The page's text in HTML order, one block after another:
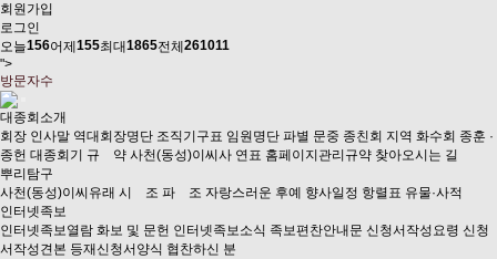
회원가입
로그인
오늘156어제 155최대1865전체 261011
">
방문자수
대종회소개
회장 인사말 역대회장명단 조직기구표 임원명단 파별 문중 종친회 지역 화수회 종훈 ·
종헌 대종회기 규 약 사천(동성)이씨사 연표 홈페이지관리규약 찾아오시는 길
뿌리탐구
사천(동성)이씨유래 시 조 파 조 자랑스러운 후예 향사일정 항렬표 유물·사적
인터넷족보
인터넷족보열람 화보 및 문헌 인터넷족보소식 족보편찬안내문 신청서작성요령 신청
서작성견본 등재신청서양식 협찬하신 분